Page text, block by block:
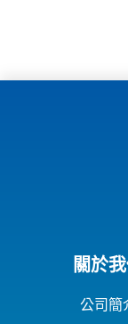
關於
公司簡